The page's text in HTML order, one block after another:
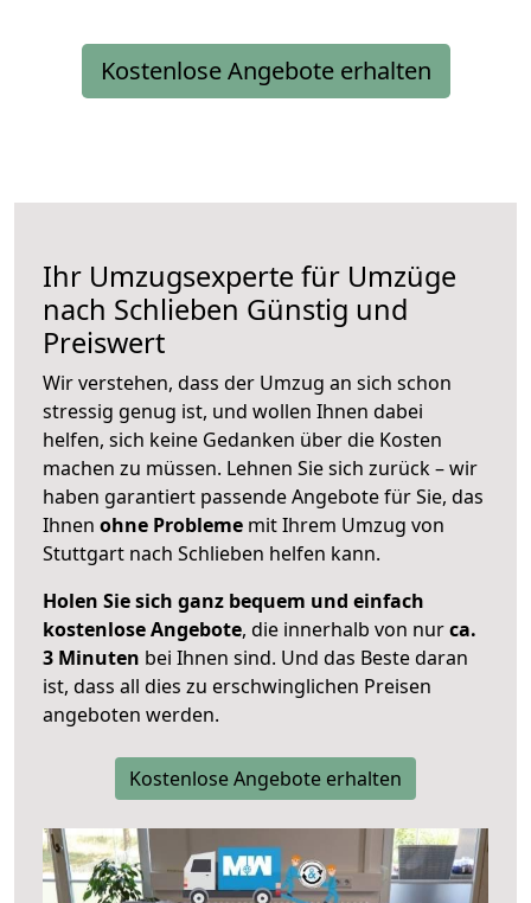
Kostenlose Angebote erhalten
Ihr Umzugsexperte für Umzüge
nach Schlieben Günstig und
Preiswert
Wir verstehen, dass der Umzug an sich schon
stressig genug ist, und wollen Ihnen dabei
helfen, sich keine Gedanken über die Kosten
machen zu müssen. Lehnen Sie sich zurück – wir
haben garantiert passende Angebote für Sie, das
Ihnen ohne Probleme mit Ihrem Umzug von
Stuttgart nach Schlieben helfen kann.
Holen Sie sich ganz bequem und einfach
kostenlose Angebote, die innerhalb von nurca.
3 Minuten bei Ihnen sind. Und das Beste daran
ist, dass all dies zu erschwinglichen Preisen
angeboten werden.
Kostenlose Angebote erhalten